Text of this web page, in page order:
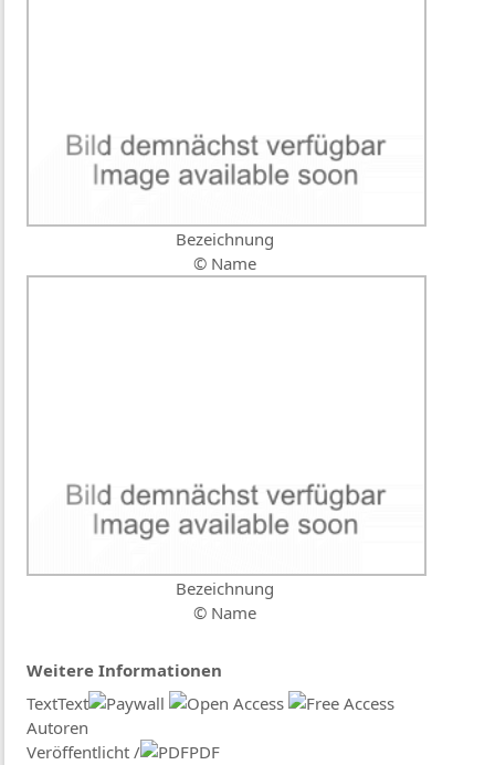
Bezeichnung
© Name
Bezeichnung
© Name
Weitere Informationen
TextText
Autoren
Veröffentlicht /
PDF